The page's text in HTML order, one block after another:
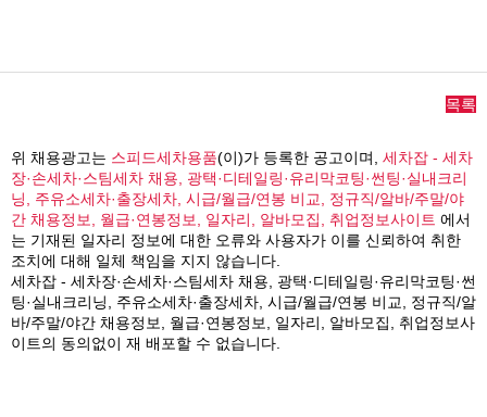
목록
위 채용광고는 스피드세차용품(이)가 등록한 공고이며, 세차잡 - 세차
장·손세차·스팀세차 채용, 광택·디테일링·유리막코팅·썬팅·실내크리
닝, 주유소세차·출장세차, 시급/월급/연봉 비교, 정규직/알바/주말/야
간 채용정보, 월급·연봉정보, 일자리, 알바모집, 취업정보사이트 에서
는 기재된 일자리 정보에 대한 오류와 사용자가 이를 신뢰하여 취한
조치에 대해 일체 책임을 지지 않습니다.
세차잡 - 세차장·손세차·스팀세차 채용, 광택·디테일링·유리막코팅·썬
팅·실내크리닝, 주유소세차·출장세차, 시급/월급/연봉 비교, 정규직/알
바/주말/야간 채용정보, 월급·연봉정보, 일자리, 알바모집, 취업정보사
이트의 동의없이 재 배포할 수 없습니다.